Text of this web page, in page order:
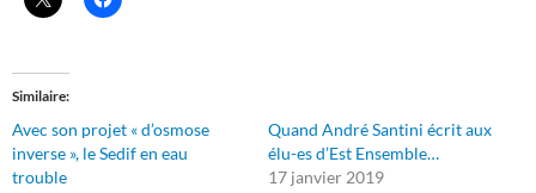
Similaire
Avec son projet « d’osmose
inverse », le Sedif en eau
trouble
Quand André Santini écrit aux
élu-es d’Est Ensemble…
17 janvier 2019